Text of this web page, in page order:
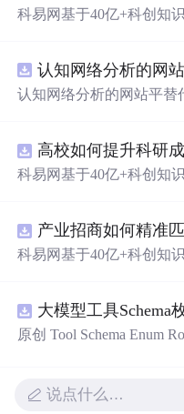
科易网基于40亿+科创知
新领域的AI+数智化解决
智能化发展。
认知网络分析的网站平替
高校如何提升科研
科易网基于40亿+科创知
新领域的AI+数智化解决
智能化发展。
科易网基于40亿+科创知
新领域的AI+数智化解决
智能化发展。
原创 Tool Schema Enum
可复现合成示例、离线
说点什么…